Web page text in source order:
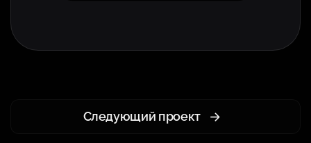
Следующий проект